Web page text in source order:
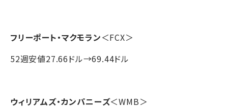
フリーポート・マクモラン＜FCX＞
52週安値27.66ドル→69.44ドル
ウィリアムズ・カンパニーズ＜WMB＞